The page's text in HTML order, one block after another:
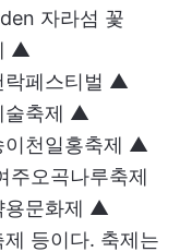
자라섬 꽃
▲
락페스티벌 ▲
술축제 ▲
이천일홍축제 ▲
오곡나루축제
용문화제 ▲
등이다. 축제는